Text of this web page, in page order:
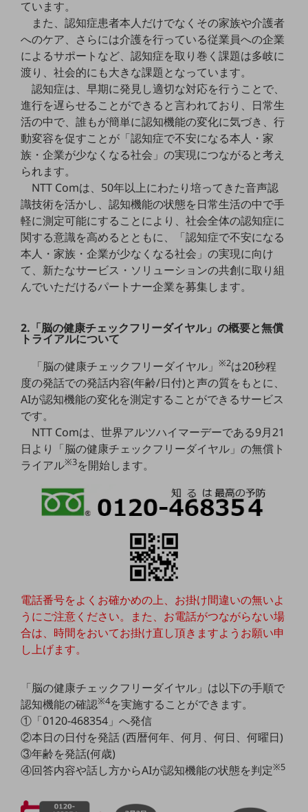
業務支援・マーケティング
災害対策・BCP
課題・ニーズで探す
課題・ニーズで探すTOP
コミュニケーション・情報共有
マーケティング
業務効率化
災害対策
職場環境整備
地域共創・地方創生
セキュリティ対策
遠隔監視
自動化・省電化
人材不足解消
業種・業態で探す
業種・業態で探すTOP
自治体
一次産業
医療・介護
キーワードで探す
モバイルTOP
法人向けスマホ・携帯に関する、
おすすめの機種、料金やサービスをご紹介
製品TOP
ビジネス向けスマートフォン
タフネススマートフォン
データ通信製品
ています。
また、認知症患者本人だけでなくその家族や介護者
へのケア、さらには介護を行っている従業員への企業
によるサポートなど、認知症を取り巻く課題は多岐に
渡り、社会的にも大きな課題となっています。
認知症は、早期に発見し適切な対応を行うことで、
進行を遅らせることができると言われており、日常生
活の中で、誰もが簡単に認知機能の変化に気づき、行
動変容を促すことが「認知症で不安になる本人・家
族・企業が少なくなる社会」の実現につながると考え
られます。
NTT Comは、50年以上にわたり培ってきた音声認
識技術を活かし、認知機能の状態を日常生活の中で手
軽に測定可能にすることにより、社会全体の認知症に
関する意識を高めるとともに、「認知症で不安になる
本人・家族・企業が少なくなる社会」の実現に向け
て、新たなサービス・ソリューションの共創に取り組
んでいただけるパートナー企業を募集します。
2.「脳の健康チェックフリーダイヤル」の概要と無償
トライアルについて
「脳の健康チェックフリーダイヤル」※2は20秒程
度の発話での発話内容(年齢/日付)と声の質をもとに、
AIが認知機能の変化を測定することができるサービス
です。
NTT Comは、世界アルツハイマーデーである9月21
日より「脳の健康チェックフリーダイヤル」の無償ト
ライアル※3を開始します。
電話番号をよくお確かめの上、お掛け間違いの無いよ
うにご注意ください。また、お電話がつながらない場
合は、時間をおいてお掛け直し頂きますようお願い申
し上げます。
「脳の健康チェックフリーダイヤル」は以下の手順で
認知機能の確認※4を実施することができます。
①「0120-468354」へ発信
②本日の日付を発話 (西暦何年、何月、何日、何曜日)
③年齢を発話(何歳)
④回答内容や話し方からAIが認知機能の状態を判定※5